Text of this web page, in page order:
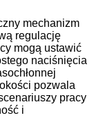
mechanizm
regulację
mogą ustawić
naciśnięcia
pozwala
pracy
i